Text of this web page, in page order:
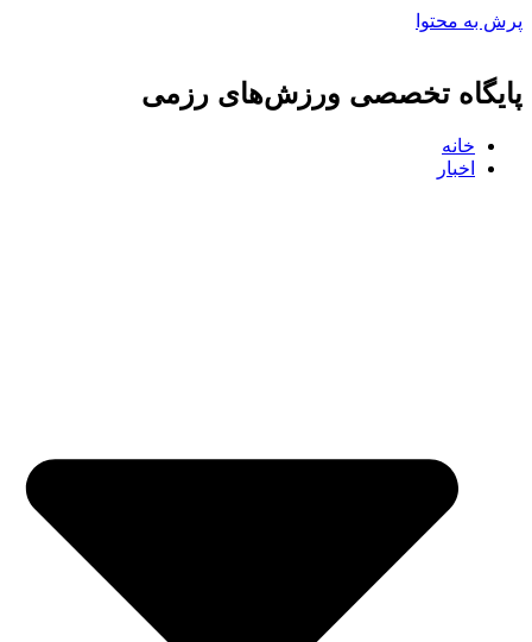
پرش به محتوا
پایگاه تخصصی ورزش‌های رزمی
خانه
اخبار